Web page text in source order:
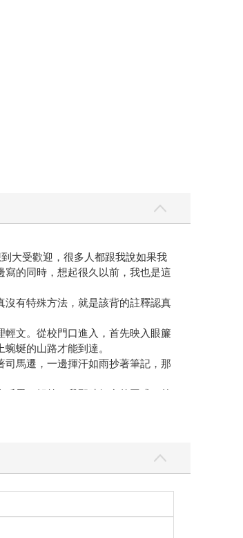
大受歡迎，很多人都跟我說如果我
的同時，想起很久以前，我也是這
有特殊方法，就是該背的註釋認真
文。從校門口進入，首先映入眼簾
蜒的山路才能到達。
馬遷，一邊揮汗如雨抄著筆記，那
思，解答了我那時好多的困惑，然
命，照亮自己的路。
讓孩子及一般讀者理解並喜歡這些
生共鳴，幸好發布到臉書上的反應